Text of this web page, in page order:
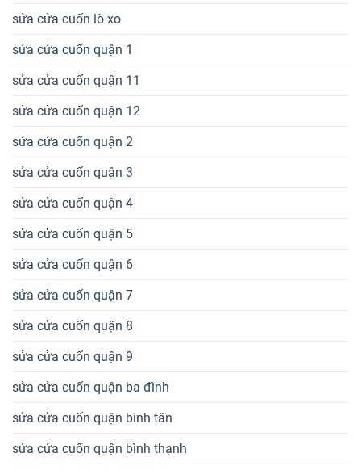
sửa cửa cuốn lò xo
sửa cửa cuốn quận 1
sửa cửa cuốn quận 11
sửa cửa cuốn quận 12
sửa cửa cuốn quận 2
sửa cửa cuốn quận 3
sửa cửa cuốn quận 4
sửa cửa cuốn quận 5
sửa cửa cuốn quận 6
sửa cửa cuốn quận 7
sửa cửa cuốn quận 8
sửa cửa cuốn quận 9
sửa cửa cuốn quận ba đình
sửa cửa cuốn quận bình tân
sửa cửa cuốn quận bình thạnh